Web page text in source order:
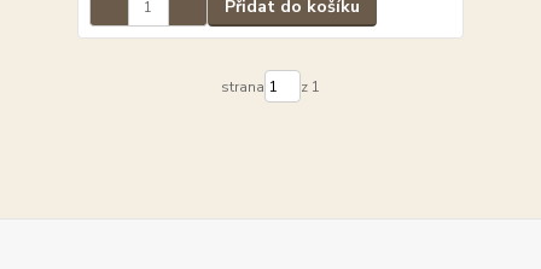
Přidat do košíku
strana z 1